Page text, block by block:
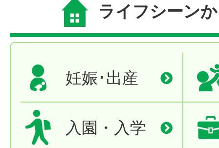
ライフシーン
妊娠･出産
入園・入学